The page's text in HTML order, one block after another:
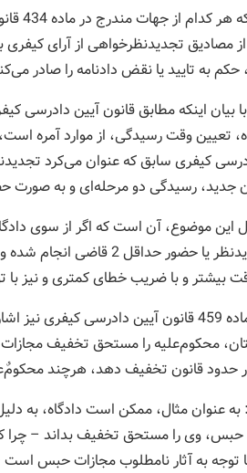
از مصادیق تجدیدنظرخواهی از آرای
به تایید یا نقض دادنامه را صادر
بیان اینکه مطابق قانون آیین دادرسی
تعیین وقت رسیدگی، از موارد آمره
کیفری سابق که عنوان می‌کرد
جدید، رسیدگی دو مرحله‌ای و به
این موضوع، آن است که اگر از سوی
به صورت تجدیدنظر یا
بیشتر و با ضریب خطای کمتری و نیز
حبیب‌زاده به ماده 459 قانون آیین دادرسی
محکوم‌علیه را مستحق تخفیف
حدود قانون تخفیف دهد، هرچند
عنوان مثال، ممکن است دادگاه، به
حبس، وی را مستحق تخفیف بداند –
با توجه به آثار نامطلوب مجازات حبس